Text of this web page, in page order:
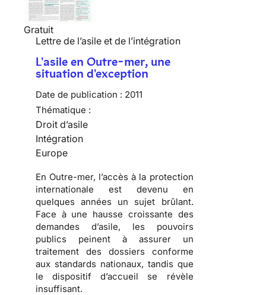
Gratuit
Lettre de l’asile et de l’intégration
L'asile en Outre-mer, une
situation d'exception
Date de publication : 2011
Thématique :
Droit d’asile
Intégration
Europe
En Outre-mer, l’accès à la protection
internationale est devenu en
quelques années un sujet brûlant.
Face à une hausse croissante des
demandes d’asile, les pouvoirs
publics peinent à assurer un
traitement des dossiers conforme
aux standards nationaux, tandis que
le dispositif d’accueil se révèle
insuffisant.